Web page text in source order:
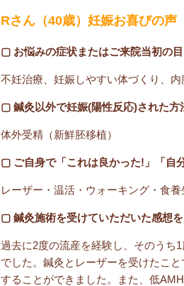
Rさん（40歳）妊娠お喜びの声
▢ お悩みの症状またはご来院当初の
不妊治療、妊娠しやすい体づくり、
▢ 鍼灸以外で妊娠(陽性反応)された方
体外受精（新鮮胚移植）
▢ ご自身で「これは良かった!」「自
レーザー・温活・ウォーキング・食
▢ 鍼灸施術を受けていただいた感想
過去に2度の流産を経験し、そのうち
でした。鍼灸とレーザーを受けたこ
することができました。また、低